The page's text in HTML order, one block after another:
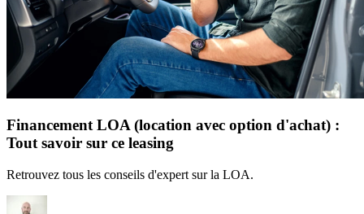
Financement LOA (location avec option d'achat) :
Tout savoir sur ce leasing
Retrouvez tous les conseils d'expert sur la LOA.